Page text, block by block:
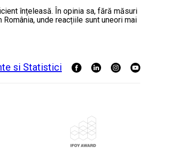
înțeleasă. În opinia sa, fără măsuri
unde reacțiile sunt uneori mai